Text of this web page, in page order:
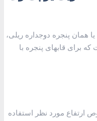
همان پنجره دوجداره ریلی،
برای قابهای پنجره با
ارتفاع مورد نظر استفاده